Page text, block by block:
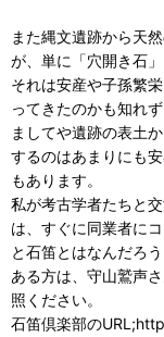
また縄文遺跡から天
が、単に「穴開き石
それは安産や子孫繁
ってきたのかも知れ
ましてや遺跡の表土
するのはあまりにも
もあります。
私が考古学者たちと
は、すぐに同業者に
と石笛とはなんだろ
ある方は、守山鷲声
照ください。
石笛倶楽部の